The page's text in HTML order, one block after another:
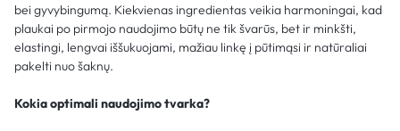
bei gyvybingumą. Kiekvienas ingredientas veikia harmoningai, kad
plaukai po pirmojo naudojimo būtų ne tik švarūs, bet ir minkšti,
elastingi, lengvai iššukuojami, mažiau linkę į pūtimąsi ir natūraliai
pakelti nuo šaknų.
Kokia optimali naudojimo tvarka?